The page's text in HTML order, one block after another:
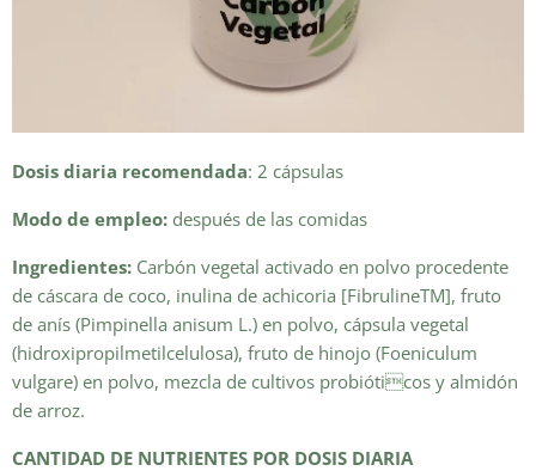
Dosis diaria recomendada: 2 cápsulas
Modo de empleo: después de las comidas
Ingredientes: Carbón vegetal activado en polvo procedente
de cáscara de coco, inulina de achicoria [FibrulineTM], fruto
de anís (Pimpinella anisum L.) en polvo, cápsula vegetal
(hidroxipropilmetilcelulosa), fruto de hinojo (Foeniculum
vulgare) en polvo, mezcla de cultivos probióticos y almidón
de arroz.
CANTIDAD DE NUTRIENTES POR DOSIS DIARIA